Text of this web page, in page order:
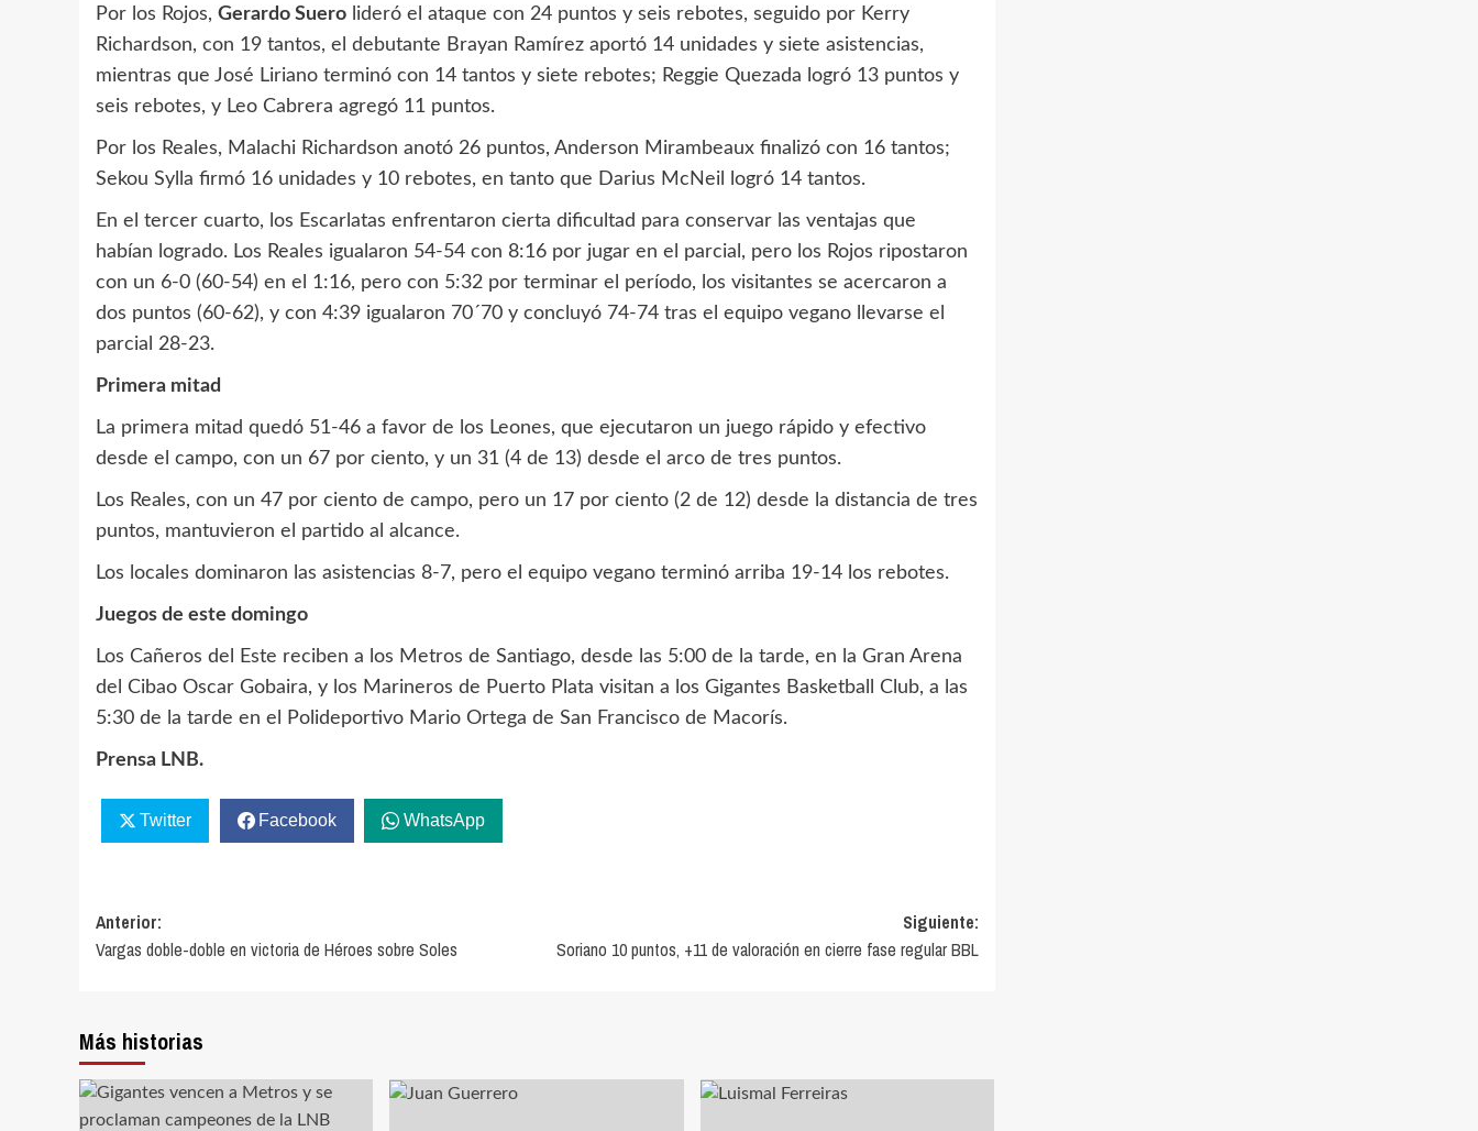
Por los Rojos, Gerardo Suero lideró el ataque con 24 puntos y seis rebotes, seguido por Kerry
Richardson, con 19 tantos, el debutante Brayan Ramírez aportó 14 unidades y siete asistencias,
mientras que José Liriano terminó con 14 tantos y siete rebotes; Reggie Quezada logró 13 puntos y
seis rebotes, y Leo Cabrera agregó 11 puntos.
Por los Reales, Malachi Richardson anotó 26 puntos, Anderson Mirambeaux finalizó con 16 tantos;
Sekou Sylla firmó 16 unidades y 10 rebotes, en tanto que Darius McNeil logró 14 tantos.
En el tercer cuarto, los Escarlatas enfrentaron cierta dificultad para conservar las ventajas que
habían logrado. Los Reales igualaron 54-54 con 8:16 por jugar en el parcial, pero los Rojos ripostaron
con un 6-0 (60-54) en el 1:16, pero con 5:32 por terminar el período, los visitantes se acercaron a
dos puntos (60-62), y con 4:39 igualaron 70´70 y concluyó 74-74 tras el equipo vegano llevarse el
parcial 28-23.
Primera mitad
La primera mitad quedó 51-46 a favor de los Leones, que ejecutaron un juego rápido y efectivo
desde el campo, con un 67 por ciento, y un 31 (4 de 13) desde el arco de tres puntos.
Los Reales, con un 47 por ciento de campo, pero un 17 por ciento (2 de 12) desde la distancia de tres
puntos, mantuvieron el partido al alcance.
Los locales dominaron las asistencias 8-7, pero el equipo vegano terminó arriba 19-14 los rebotes.
Juegos de este domingo
Los Cañeros del Este reciben a los Metros de Santiago, desde las 5:00 de la tarde, en la Gran Arena
del Cibao Oscar Gobaira, y los Marineros de Puerto Plata visitan a los Gigantes Basketball Club, a las
5:30 de la tarde en el Polideportivo Mario Ortega de San Francisco de Macorís.
Prensa LNB.
Twitter Facebook WhatsApp
Navegación
de
Anterior:
Vargas doble-doble en victoria de Héroes sobre Soles
Siguiente:
Soriano 10 puntos, +11 de valoración en cierre fase regular BBL
Más historias